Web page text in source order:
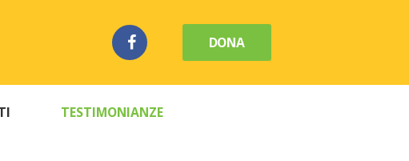
DONA
TESTIMONIANZE